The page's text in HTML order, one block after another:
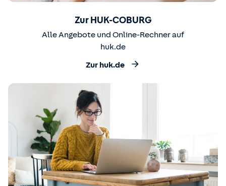
Zur HUK-COBURG
Alle Angebote und Online-Rechner auf
huk.de
Zur huk.de